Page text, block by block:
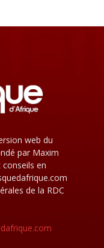
web du
par Maxim
en
de la RDC